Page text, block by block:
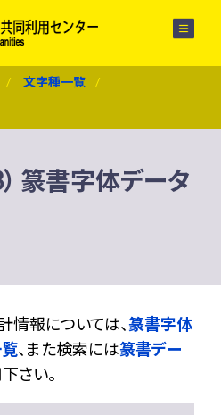
文字種一覧
） 篆書字体データ
情報については、篆書字体
、また検索には篆書デー
さい。